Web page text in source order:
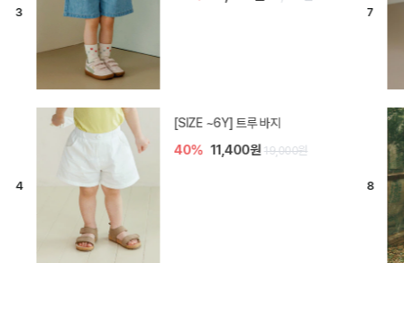
엘로디 니트 아기 바지
30% 14,000원 20,000원